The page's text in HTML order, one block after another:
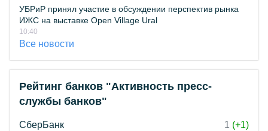
УБРиР принял участие в обсуждении перспектив рынка
ИЖС на выставке Open Village Ural
10:40
Все новости
Рейтинг банков "Активность пресс-
службы банков"
СберБанк 1 (+1)